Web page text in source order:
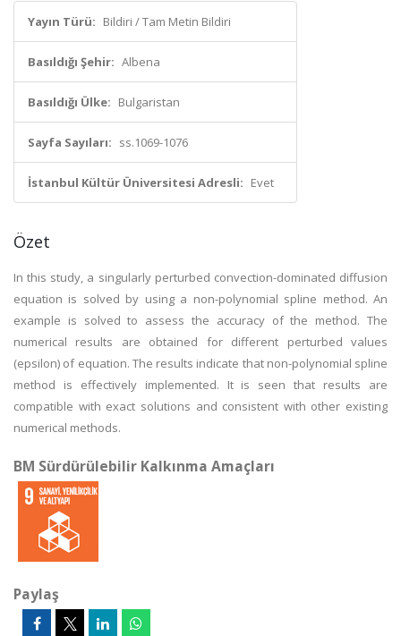
Yayın Türü: Bildiri / Tam Metin Bildiri
Basıldığı Şehir: Albena
Basıldığı Ülke: Bulgaristan
Sayfa Sayıları: ss.1069-1076
İstanbul Kültür Üniversitesi Adresli: Evet
Özet
In this study, a singularly perturbed convection-dominated diffusion
equation is solved by using a non-polynomial spline method. An
example is solved to assess the accuracy of the method. The
numerical results are obtained for different perturbed values
(epsilon) of equation. The results indicate that non-polynomial spline
method is effectively implemented. It is seen that results are
compatible with exact solutions and consistent with other existing
numerical methods.
BM Sürdürülebilir Kalkınma Amaçları
Paylaş